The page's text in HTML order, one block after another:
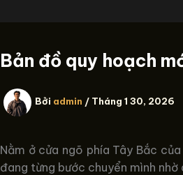
Bản đồ quy hoạch
Bởi admin / Tháng 1 30, 2026
Nằm ở cửa ngõ phía Tây Bắc
đang từng bước chuyển mình